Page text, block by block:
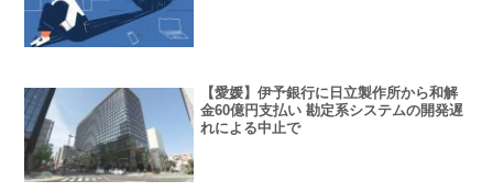
【愛媛】伊予銀行に日立製作所から和解
金60億円支払い 勘定系システムの開発遅
れによる中止で